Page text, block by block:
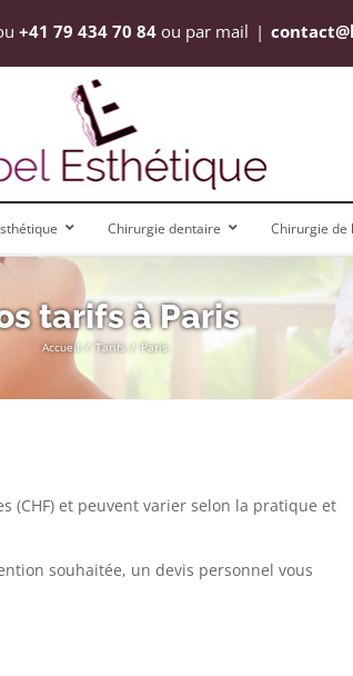
+41 79 434 70 84 ou par mail |
Chirurgie dentaire Chirurgie de
tarifs à Paris
Accueil Tarifs Paris
(CHF) et peuvent varier selon la pratique et
souhaitée, un devis personnel vous